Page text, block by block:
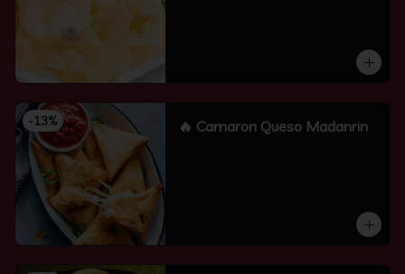
-13% 🔥 Camaron Queso Madanrin